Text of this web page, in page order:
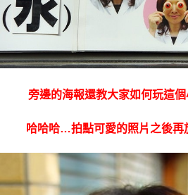
旁邊的海報還教大家如何玩這
哈哈哈…拍點可愛的照片之後再